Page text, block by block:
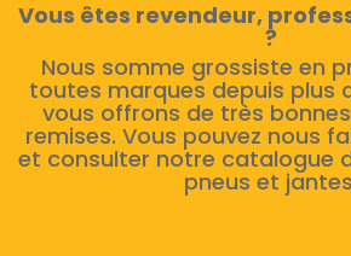
Vous êtes revendeur,
?
Nous somme grossiste en
toutes marques depuis plus
vous offrons de très
remises. Vous pouvez nous
et consulter notre catalogue
pneus et